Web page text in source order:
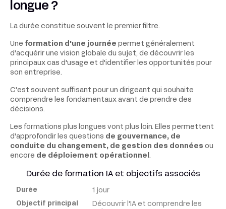
longue ?
La durée constitue souvent le premier filtre.
Une formation d'une journée permet généralement
d'acquérir une vision globale du sujet, de découvrir les
principaux cas d'usage et d'identifier les opportunités pour
son entreprise.
C'est souvent suffisant pour un dirigeant qui souhaite
comprendre les fondamentaux avant de prendre des
décisions.
Les formations plus longues vont plus loin. Elles permettent
d'approfondir les questions de gouvernance, de
conduite du changement, de gestion des données ou
encore de déploiement opérationnel
Durée de formation IA et objectifs associés
Durée 1 jour
Découvrir l'IA et comprendre les